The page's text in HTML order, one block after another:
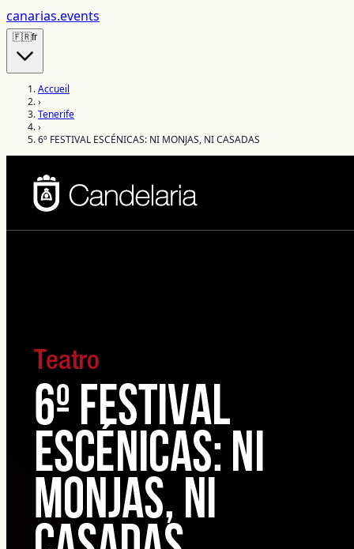
canarias.events
🇫🇷fr
Accueil
›
Tenerife
›
6º FESTIVAL ESCÉNICAS: NI MONJAS, NI CASADAS